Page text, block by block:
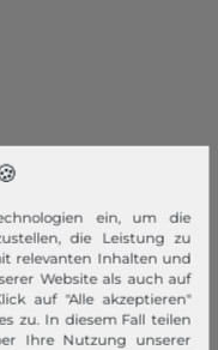
ein, um die
die Leistung zu
relevanten Inhalten und
Website als auch auf
auf "Alle akzeptieren"
zu. In diesem Fall teilen
Ihre Nutzung unserer